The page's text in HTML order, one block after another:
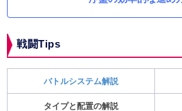
戦闘Tips
バトルシステム解説
タイプと配置の解説